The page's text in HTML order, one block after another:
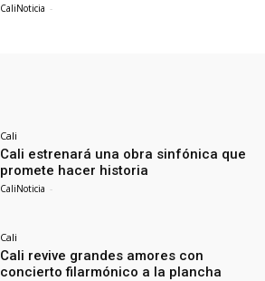
CaliNoticia -
Cali
Cali estrenará una obra sinfónica que
promete hacer historia
CaliNoticia -
Cali
Cali revive grandes amores con
concierto filarmónico a la plancha